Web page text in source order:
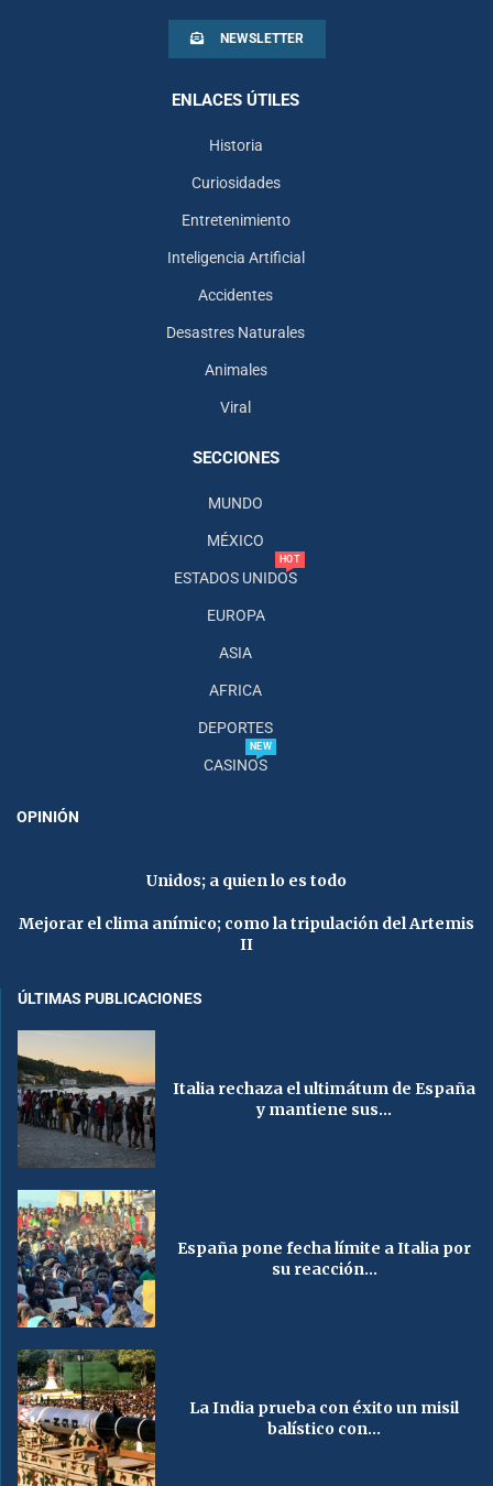
NEWSLETTER
ENLACES ÚTILES
Historia
Curiosidades
Entretenimiento
Inteligencia Artificial
Accidentes
Desastres Naturales
Animales
Viral
SECCIONES
MUNDO
MÉXICO
ESTADOS UNIDOS
HOT
EUROPA
ASIA
AFRICA
DEPORTES
CASINOS
NEW
OPINIÓN
Unidos; a quien lo es todo
Mejorar el clima anímico; como la tripulación del Artemis
II
ÚLTIMAS PUBLICACIONES
Italia rechaza el ultimátum de España
y mantiene sus...
España pone fecha límite a Italia por
su reacción...
La India prueba con éxito un misil
balístico con...